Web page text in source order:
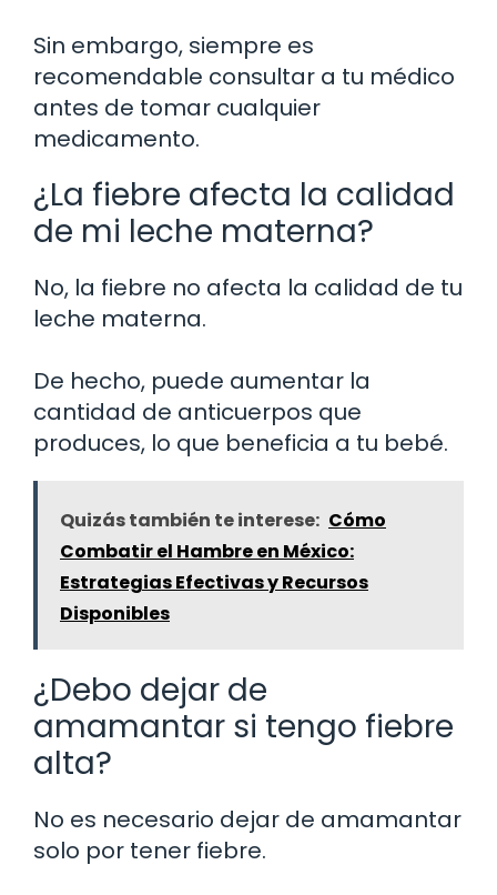
Sin embargo, siempre es
recomendable consultar a tu médico
antes de tomar cualquier
medicamento.
¿La fiebre afecta la calidad
de mi leche materna?
No, la fiebre no afecta la calidad de tu
leche materna.
De hecho, puede aumentar la
cantidad de anticuerpos que
produces, lo que beneficia a tu bebé.
Quizás también te interese: Cómo
Combatir el Hambre en México:
Estrategias Efectivas y Recursos
Disponibles
¿Debo dejar de
amamantar si tengo fiebre
alta?
No es necesario dejar de amamantar
solo por tener fiebre.